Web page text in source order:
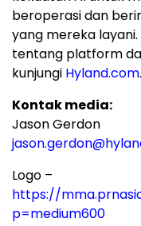
beroperasi dan
yang mereka
tentang platform
kunjungi Hyland.com.
Kontak media:
Jason Gerdon
Logo –
https://
p=medium600